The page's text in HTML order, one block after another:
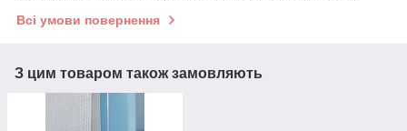
Всі умови повернення
З цим товаром також замовляють